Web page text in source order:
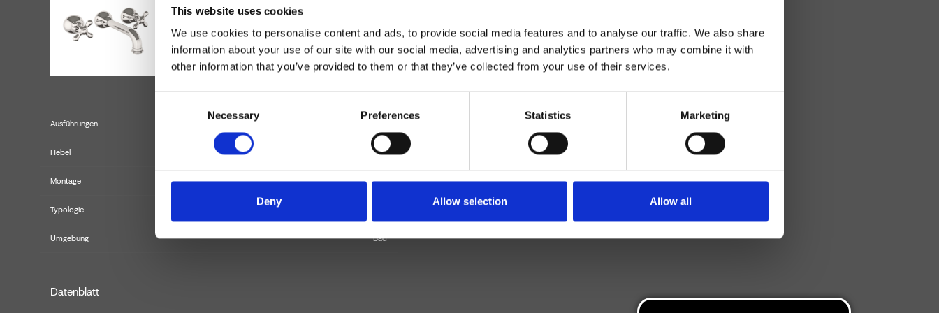
This website uses cookies
We use cookies to personalise content and ads, to provide social media features and to analyse our traffic. We also share
information about your use of our site with our social media, advertising and analytics partners who may combine it with
other information that you’ve provided to them or that they’ve collected from your use of their services.
Necessary Preferences Statistics Marketing
Deny Allow selection Allow all
Ausführungen
Hebel Zweihebelmischer
Montage Wand
Typologie Fertigmontageset für Waschtisch
Umgebung Bad
Datenblatt